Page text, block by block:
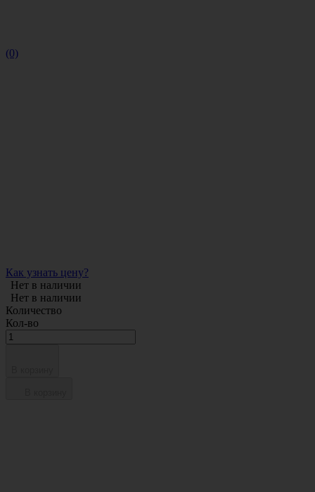
(0)
Как узнать цену?
Нет в наличии
Нет в наличии
Количество
Кол-во